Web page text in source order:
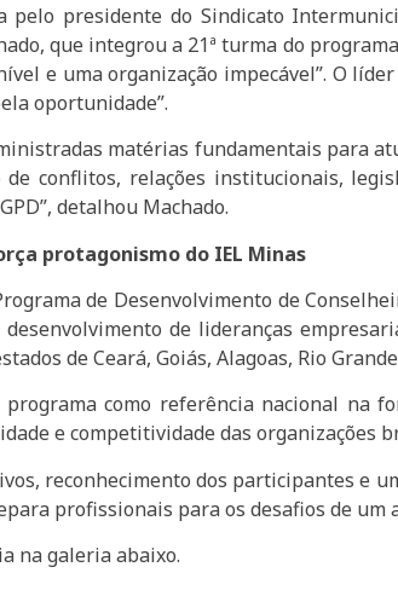
pelo presidente do Sindicato
que integrou a 21ª turma do
e uma organização impecável”. O
oportunidade”.
matérias fundamentais para
de conflitos, relações institucionais,
detalhou Machado.
protagonismo do IEL Minas
de Desenvolvimento de
de lideranças
de Ceará, Goiás, Alagoas, Rio
programa como referência nacional na
e competitividade das organizações
reconhecimento dos participantes e
profissionais para os desafios de um
na galeria abaixo.